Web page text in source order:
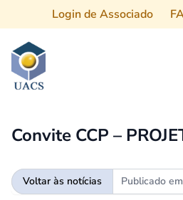
Login de Associado
Convite CCP –
Voltar às notícias Publicado em